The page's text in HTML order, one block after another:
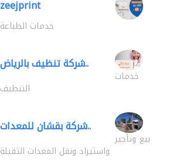
zeejprint
خدمات الطباعة
شركة تنظيف بالرياض..
خدمات
التنظيف
شركة بقشان للمعدات..
بيع وتأجير
واستيراد ونقل المعدات الثقيلة